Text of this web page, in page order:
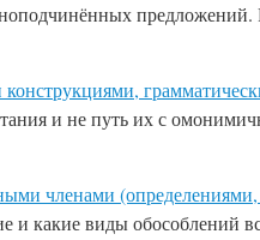
предложений.
и не путь их с
членами
и какие виды обособлений